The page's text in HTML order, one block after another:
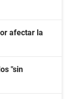
afectar la
"sin